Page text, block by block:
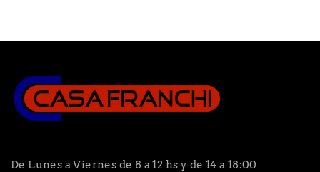
De Lunes a Viernes de 8 a 12 hs y de 14 a 18:00